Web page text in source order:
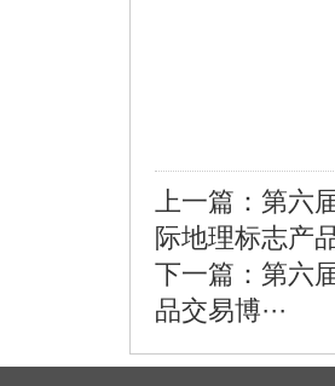
上一篇： 第六
际地理标志产
下一篇： 第六
品交易博···